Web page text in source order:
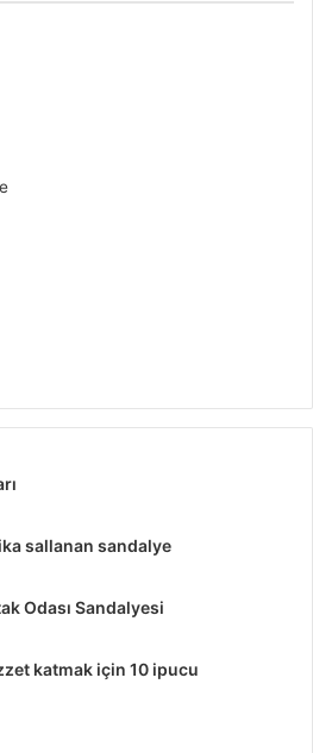
sallanan sandalye
Odası Sandalyesi
katmak için 10 ipucu